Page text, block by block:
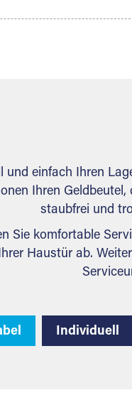
Ihren
und einfach Ihren
Ihren
staubfrei und
Sie komfortable
Haustür ab.
Individuell